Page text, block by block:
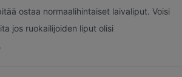
ostaa normaalihintaiset laivaliput. Voisi
jos ruokailijoiden liput olisi